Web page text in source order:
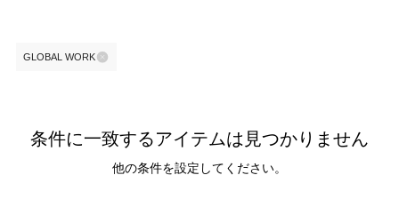
GLOBAL WORK
条件に一致するアイテムは見つかりません
他の条件を設定してください。